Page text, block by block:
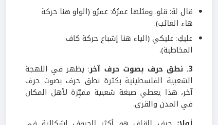
قال لهُ: قلو. ومثلها عمرُهُ: عمرُو (الواو هنا حركة
هاء الغائب).
عليكِ: عليكي (الياء هنا إشباع حركة كاف
المخاطبة).
3ـ نطق حرف بصوت حرف آخر
: يظهر في اللهجة
الشعبية الفلسطينية بكثرة نطق حرف بصوت حرف
آخر، هذا يعطي صبغة شعبية مميِّزة لأهل المكان
في المدن والقرى.